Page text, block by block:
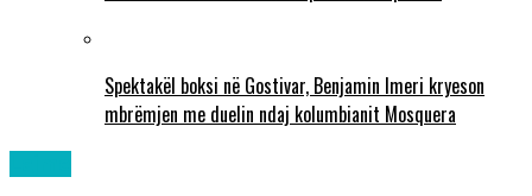
Spektakël boksi në Gostivar, Benjamin Imeri kryeson
mbrëmjen me duelin ndaj kolumbianit Mosquera